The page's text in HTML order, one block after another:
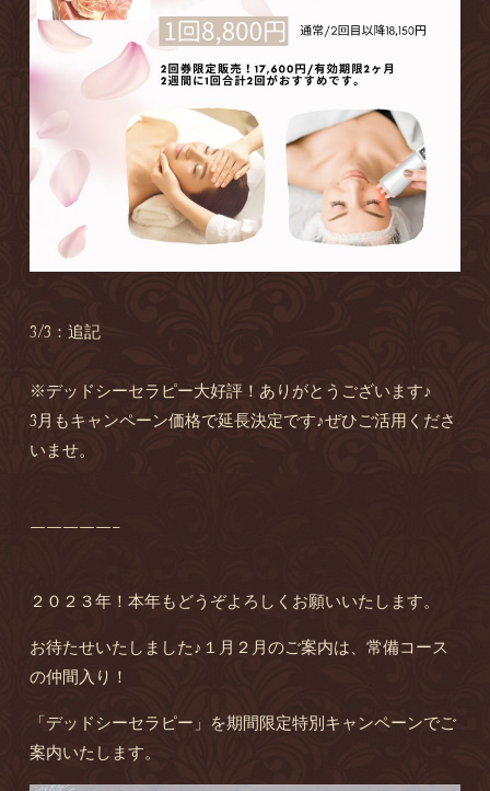
3/3：追記
※デッドシーセラピー大好評！ありがとうございます♪
3月もキャンペーン価格で延長決定です♪ぜひご活用くださ
いませ。
—————–
２０２３年！本年もどうぞよろしくお願いいたします。
お待たせいたしました♪１月２月のご案内は、常備コース
の仲間入り！
「デッドシーセラピー」を期間限定特別キャンペーンでご
案内いたします。